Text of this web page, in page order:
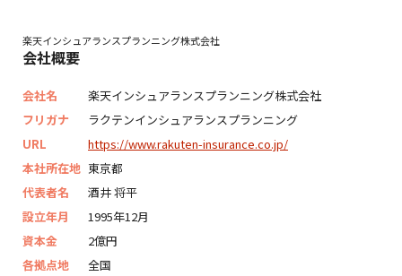
楽天インシュアランスプランニング株式会社
会社概要
会社名
楽天インシュアランスプランニング株式会社
フリガナ
ラクテンインシュアランスプランニング
URL
https://www.rakuten-insurance.co.jp/
本社所在地 東京都
代表者名
酒井 将平
設立年月
1995年12月
資本金
2億円
各拠点地
全国